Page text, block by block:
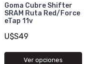
Goma Cubre Shifter
SRAM Ruta Red/Force
eTap 11v
U$S49
Ver opciones